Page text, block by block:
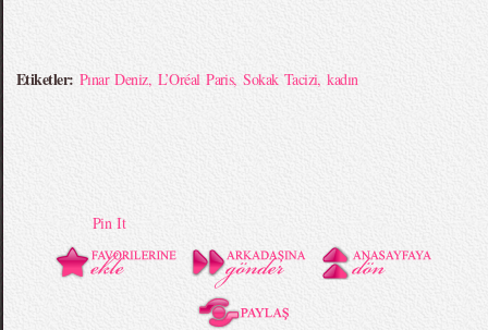
Etiketler: Pınar Deniz, L’Oréal Paris,Sokak Tacizi,kadın
Pin It